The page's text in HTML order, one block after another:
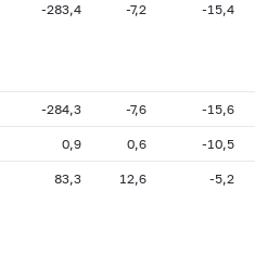
-283,4 -7,2 -15,4
-284,3 -7,6 -15,6
0,9 0,6 -10,5
83,3 12,6 -5,2